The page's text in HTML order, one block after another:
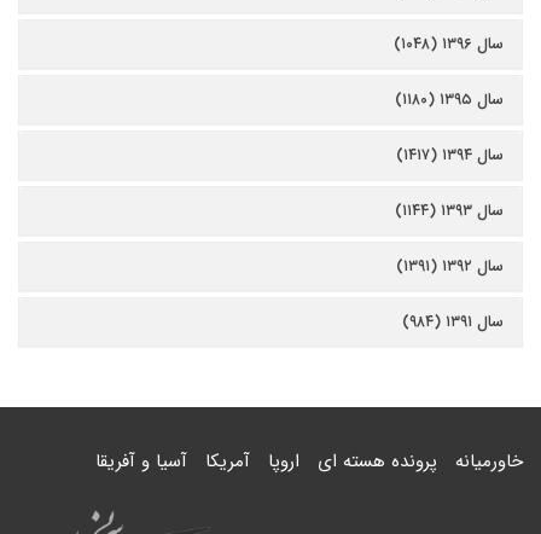
سال ۱۳۹۶ (۱۰۴۸)
سال ۱۳۹۵ (۱۱۸۰)
سال ۱۳۹۴ (۱۴۱۷)
سال ۱۳۹۳ (۱۱۴۴)
سال ۱۳۹۲ (۱۳۹۱)
سال ۱۳۹۱ (۹۸۴)
خاورمیانه پرونده هسته ای اروپا آمریکا آسیا و آفریقا